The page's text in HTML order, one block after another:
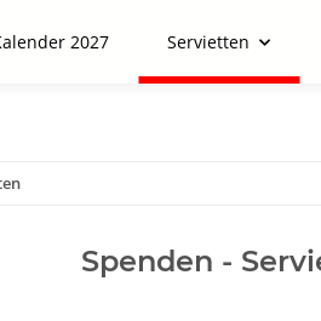
2027 Servietten
Spenden -